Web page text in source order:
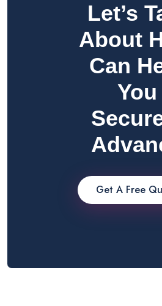
Let’s
About
Can
You
Get A Free